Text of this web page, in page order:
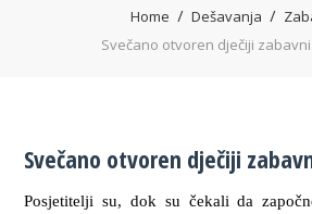
Home Dešavanja
Svečano otvoren dječiji zabavni
Svečano otvoren dječiji
Posjetitelji su, dok su čekali da